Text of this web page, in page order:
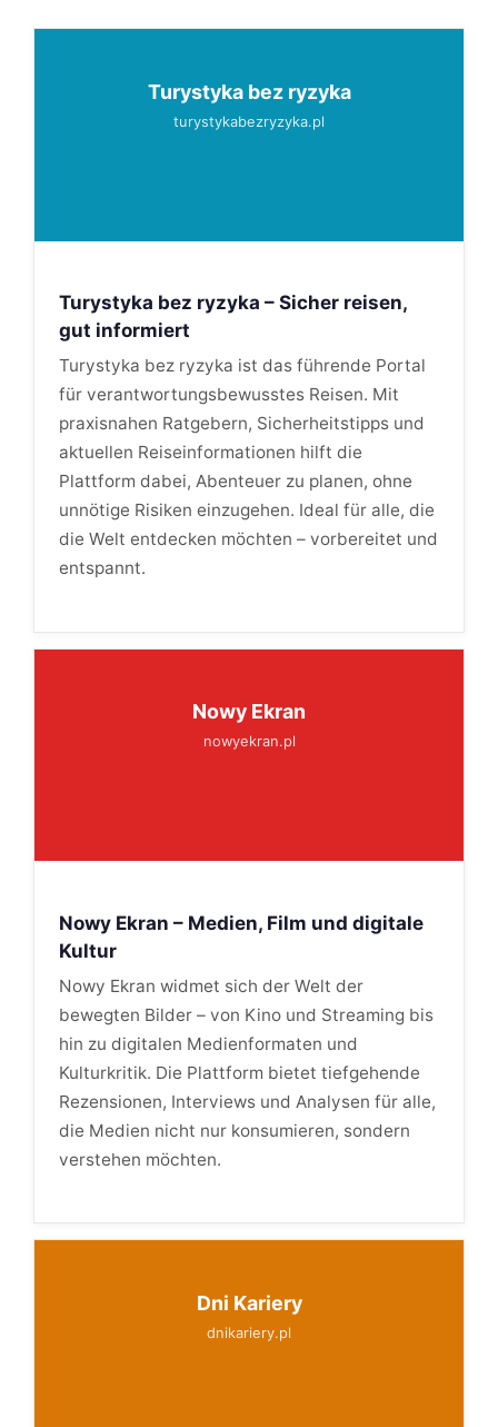
Turystyka bez ryzyka
turystykabezryzyka.pl
Turystyka bez ryzyka – Sicher reisen,
gut informiert
Turystyka bez ryzyka ist das führende Portal
für verantwortungsbewusstes Reisen. Mit
praxisnahen Ratgebern, Sicherheitstipps und
aktuellen Reiseinformationen hilft die
Plattform dabei, Abenteuer zu planen, ohne
unnötige Risiken einzugehen. Ideal für alle, die
die Welt entdecken möchten – vorbereitet und
entspannt.
Nowy Ekran
nowyekran.pl
Nowy Ekran – Medien, Film und digitale
Kultur
Nowy Ekran widmet sich der Welt der
bewegten Bilder – von Kino und Streaming bis
hin zu digitalen Medienformaten und
Kulturkritik. Die Plattform bietet tiefgehende
Rezensionen, Interviews und Analysen für alle,
die Medien nicht nur konsumieren, sondern
verstehen möchten.
Dni Kariery
dnikariery.pl